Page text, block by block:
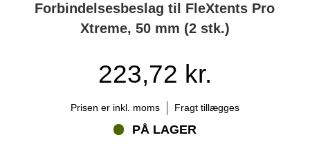
Forbindelsesbeslag til FleXtents Pro
Xtreme, 50 mm (2 stk.)
223,72 kr.
Prisen er inkl. moms Fragt tillægges
PÅ LAGER